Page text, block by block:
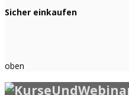
Sicher einkaufen
oben